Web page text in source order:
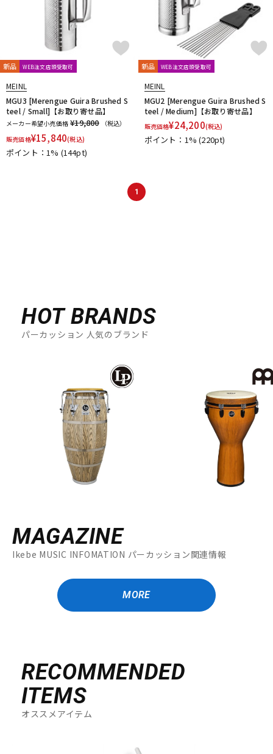
中古 ヴィンテージ
新品 WEB注文店頭受取可
MEINL
MGU3 [Merengue Guira Brushed S
teel / Small]【お取り寄せ品】
メーカー希望小売価格 ¥19,800
（税込）
販売価格¥15,840(税込)
ポイント：1% (144pt)
新品 WEB注文店頭受取可
MEINL
MGU2 [Merengue Guira Brushed S
teel / Medium]【お取り寄せ品】
販売価格¥24,200(税込)
ポイント：1%(220pt)
1
HOT BRANDS
パーカッション 人気のブランド
MAGAZINE
Ikebe MUSIC INFOMATION パーカッション関連情報
MORE
RECOMMENDED
ITEMS
オススメアイテム